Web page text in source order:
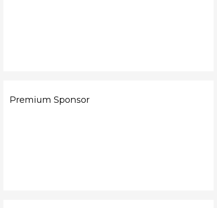
Premium Sponsor